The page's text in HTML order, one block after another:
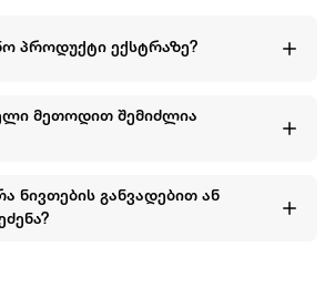
პროდუქტი ექსტრაზე?
მეთოდით შემიძლია
ნივთების განვადებით ან